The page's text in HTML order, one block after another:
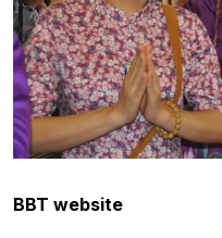
BBT website